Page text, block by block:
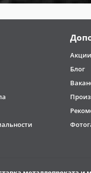
Акции
Блог